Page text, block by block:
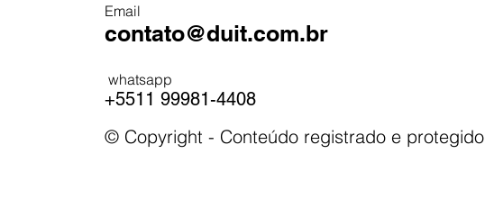
Email
contato@duit.com.br
whatsapp
+5511 99981-4408
© Copyright - Conteúdo registrado e protegido